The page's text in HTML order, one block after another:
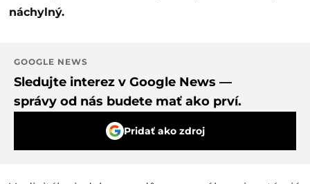
náchylný.
GOOGLE NEWS
Sledujte interez v Google News —
správy od nás budete mať ako prví.
Pridať ako zdroj